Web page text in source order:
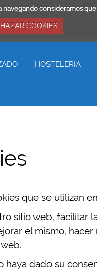
navegando consideramos
COOKIES
HOSTELERIA
que se utilizan
sitio web, facilitar
el mismo, hacer
dado su